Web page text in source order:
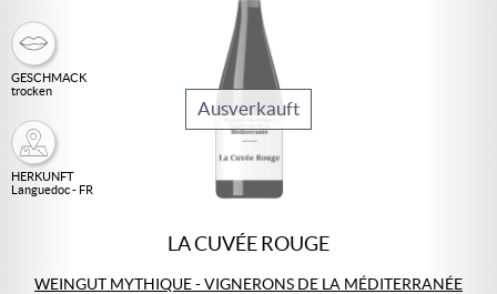
GESCHMACK
trocken
HERKUNFT
Languedoc - FR
Ausverkauft
LA CUVÉE ROUGE
WEINGUT MYTHIQUE - VIGNERONS DE LA MÉDITERRANÉE